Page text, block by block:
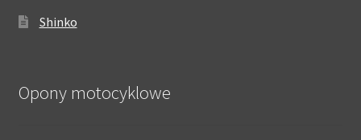
Shinko
Opony motocyklowe